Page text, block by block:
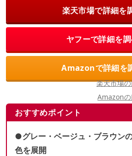
楽天市場で詳細を
ヤフーで詳細を
Amazonで詳細を
おすすめポイント
●グレー・ベージュ・ブラウン
色を展開
楽天市場
Amazon